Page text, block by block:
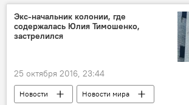
Экс-начальник колонии, где
содержалась Юлия Тимошенко,
застрелился
25 октября 2016, 23:44
Новости Новости мира